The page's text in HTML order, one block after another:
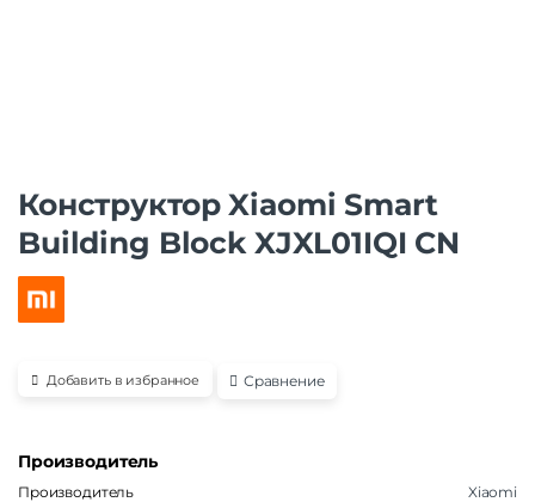
Конструктор Xiaomi Smart
Building Block XJXL01IQI CN
Добавить в избранное Сравнение
Производитель
Производитель Xiaomi